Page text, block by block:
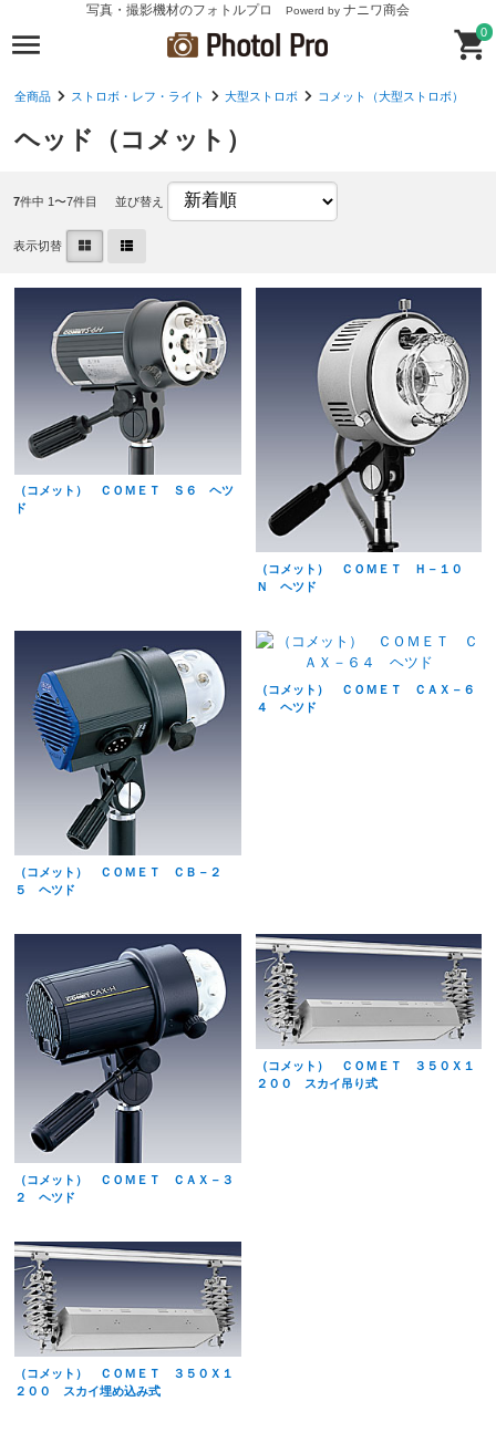
写真・撮影機材のフォトルプロ Powerd by ナニワ商会
0
全商品 ストロボ・レフ・ライト 大型ストロボ コメット（大型ストロボ）
ヘッド（コメット）
7件中 1〜7件目 並び替え
表示切替
（コメット） ＣＯＭＥＴ Ｓ６ ヘツ
ド
（コメット） ＣＯＭＥＴ Ｈ－１０
Ｎ ヘツド
（コメット） ＣＯＭＥＴ ＣＢ－２
５ ヘツド
（コメット） ＣＯＭＥＴ ＣＡＸ－６
４ ヘツド
（コメット） ＣＯＭＥＴ ＣＡＸ－３
２ ヘツド
（コメット） ＣＯＭＥＴ ３５０Ｘ１
２００ スカイ吊り式
（コメット） ＣＯＭＥＴ ３５０Ｘ１
２００ スカイ埋め込み式